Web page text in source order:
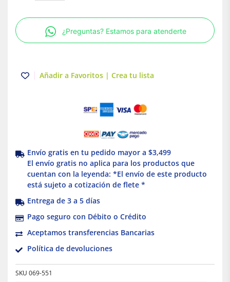
recta
15A
127V
¿Preguntas? Estamos para atenderte
Añadir a Favoritos | Crea tu lista
Envío gratis en tu pedido mayor a $3,499
El envío gratis no aplica para los productos que
cuentan con la leyenda: *El envío de este producto
está sujeto a cotización de flete *
Entrega de 3 a 5 días
Pago seguro con Débito o Crédito
Aceptamos transferencias Bancarias
Política de devoluciones
SKU 069-551